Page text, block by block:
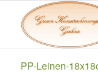
PP-Leinen-